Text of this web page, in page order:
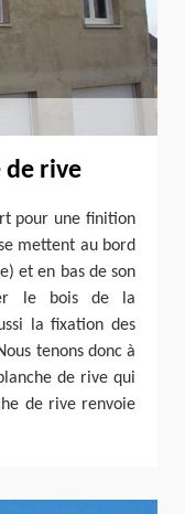
de rive
pour une finition
mettent au bord
et en bas de son
le bois de la
la fixation des
tenons donc à
de rive qui
de rive renvoie